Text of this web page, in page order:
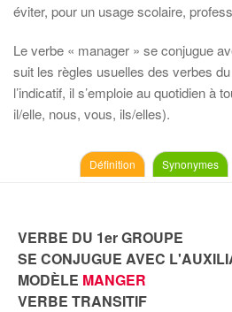
éviter, pour un usage scolaire,
Le verbe « manager » se conjugue
suit les règles usuelles des verbes du
l’indicatif, il s’emploie au quotidien à
il/elle, nous, vous, ils/elles).
Définition Synonymes
VERBE DU 1er GROUPE
SE CONJUGUE AVEC
MODÈLE MANGER
VERBE TRANSITIF